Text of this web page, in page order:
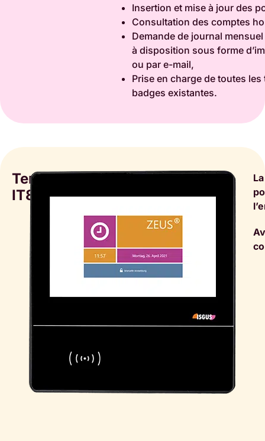
Insertion et mise à jour des
Consultation des comptes
Demande de journal
à disposition sous forme
ou par e-mail,
Prise en charge de toutes
badges existantes.
Terminal
IT8210